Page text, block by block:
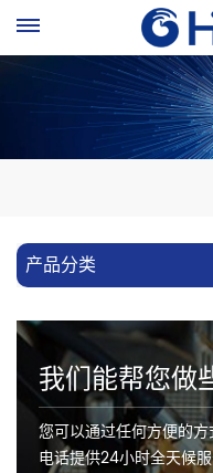
产品分类
我们能帮您做
您可以通过任何方便的
电话提供24小时全天候